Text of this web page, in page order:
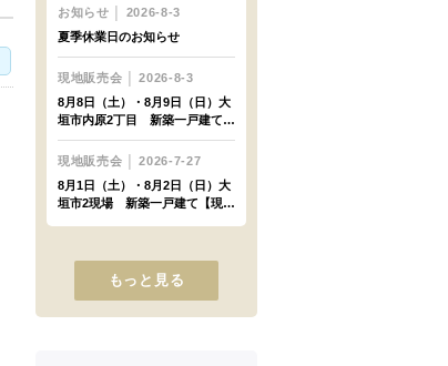
もっと見る